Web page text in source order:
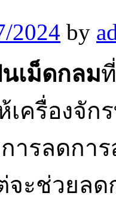
2024 by
เม็ดกลม
เครื่องจั
ารลดกา
จะช่วยล